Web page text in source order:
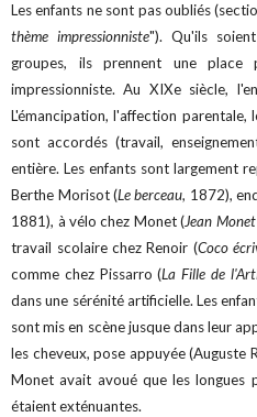
Les enfants ne sont pas oubliés
thème impressionniste"). Qu'ils
groupes, ils prennent une place
impressionniste. Au XIXe siècle,
L'émancipation, l'affection
sont accordés (travail,
entière. Les enfants sont largement
Berthe Morisot (Le berceau, 1872),
1881), à vélo chez Monet (Jean
travail scolaire chez Renoir (Coco
comme chez Pissarro (La Fille de
dans une sérénité artificielle. Les
sont mis en scène jusque dans leur
les cheveux, pose appuyée (Auguste
Monet avait avoué que les longues
étaient exténuantes.